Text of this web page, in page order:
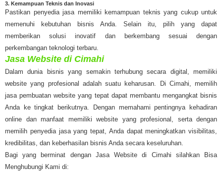
3. Kemampuan Teknis dan Inovasi
Pastikan penyedia jasa memiliki kemampuan teknis yang cukup untuk
memenuhi kebutuhan bisnis Anda. Selain itu, pilih yang dapat
memberikan solusi inovatif dan berkembang sesuai dengan
perkembangan teknologi terbaru.
Jasa Website di Cimahi
Dalam dunia bisnis yang semakin terhubung secara digital, memiliki
website yang profesional adalah suatu keharusan. Di Cimahi, memilih
jasa pembuatan website yang tepat dapat membantu mengangkat bisnis
Anda ke tingkat berikutnya. Dengan memahami pentingnya kehadiran
online dan manfaat memiliki website yang profesional, serta dengan
memilih penyedia jasa yang tepat, Anda dapat meningkatkan visibilitas,
kredibilitas, dan keberhasilan bisnis Anda secara keseluruhan.
Bagi yang berminat dengan Jasa Website di Cimahi silahkan Bisa
Menghubungi Kami di: